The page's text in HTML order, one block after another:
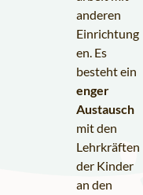
anderen
Einrichtung
en. Es
besteht ein
enger
Austausch
mit den
Lehrkräften
der Kinder
an den